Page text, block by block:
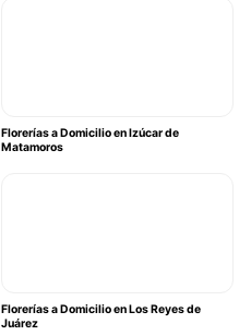
Florerías a Domicilio en Izúcar de
Matamoros
Florerías a Domicilio en Los Reyes de
Juárez